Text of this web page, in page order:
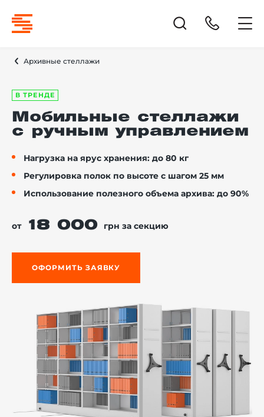
Архивные стеллажи
В ТРЕНДЕ
Мобильные стеллажи
с ручным управлением
Нагрузка на ярус хранения: до 80 кг
Регулировка полок по высоте с шагом 25 мм
Использование полезного объема архива: до 90%
от 18 000 грн за секцию
ОФОРМИТЬ ЗАЯВКУ